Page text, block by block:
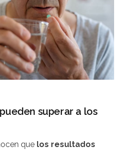
superar a los
que los resultados